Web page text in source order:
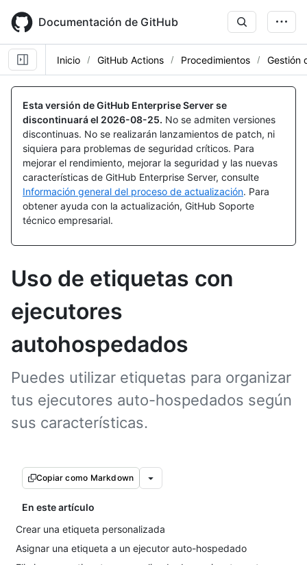
main
content
Documentación de GitHub
Inicio GitHub Actions Procedimientos Gestión
Esta versión de GitHub Enterprise Server se
discontinuará el 2026-08-25. No se admiten versiones
discontinuas. No se realizarán lanzamientos de patch, ni
siquiera para problemas de seguridad críticos. Para
mejorar el rendimiento, mejorar la seguridad y las nuevas
características de GitHub Enterprise Server, consulte
Información general del proceso de actualización. Para
obtener ayuda con la actualización, GitHub Soporte
técnico empresarial.
Uso de etiquetas con
ejecutores
autohospedados
Puedes utilizar etiquetas para organizar
tus ejecutores auto-hospedados según
sus características.
Copiar como Markdown
En este artículo
Crear una etiqueta personalizada
Asignar una etiqueta a un ejecutor auto-hospedado